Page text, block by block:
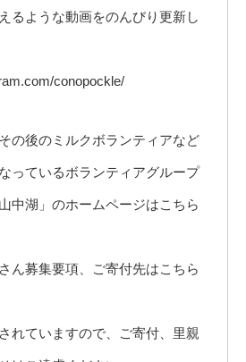
るような動画をのんびり更新し
conopockle/
の後のミルクボランティアなど
っているボランティアグループ
中湖」のホームページはこちら
ん募集要項、ご寄付先はこちら
れていますので、ご寄付、里親